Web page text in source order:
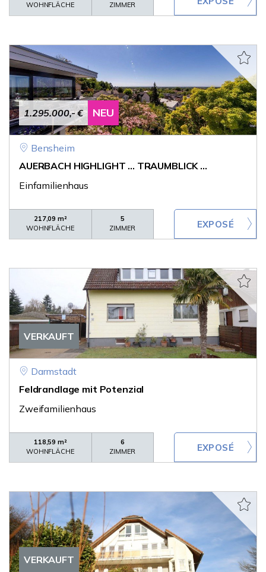
WOHNFLÄCHE
ZIMMER
1.295.000,- € NEU
Bensheim
AUERBACH HIGHLIGHT ... TRAUMBLICK ...
Einfamilienhaus
217,09 m²
WOHNFLÄCHE
5
ZIMMER
VERKAUFT
Darmstadt
Feldrandlage mit Potenzial
Zweifamilienhaus
118,59 m²
WOHNFLÄCHE
6
ZIMMER
VERKAUFT